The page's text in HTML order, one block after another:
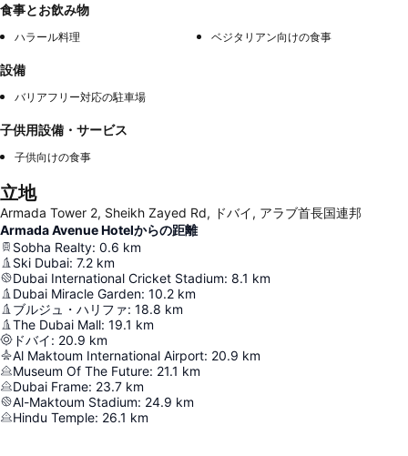
食事とお飲み物
ハラール料理 ベジタリアン向けの食事
設備
バリアフリー対応の駐車場
子供用設備・サービス
子供向けの食事
立地
Armada Tower 2, Sheikh Zayed Rd, ドバイ, アラブ首長国連邦
Armada Avenue Hotelからの距離
Sobha Realty: 0.6 km
Ski Dubai: 7.2 km
Dubai International Cricket Stadium: 8.1 km
Dubai Miracle Garden: 10.2 km
ブルジュ・ハリファ: 18.8 km
The Dubai Mall: 19.1 km
ドバイ: 20.9 km
Al Maktoum International Airport: 20.9 km
Museum Of The Future: 21.1 km
Dubai Frame: 23.7 km
Al-Maktoum Stadium: 24.9 km
Hindu Temple: 26.1 km